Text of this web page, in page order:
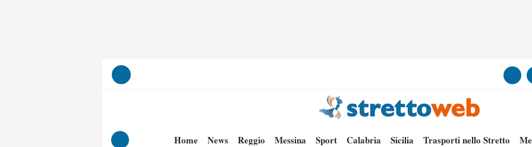
Home News Reggio Messina Sport Calabria Sicilia Trasporti nello Stretto